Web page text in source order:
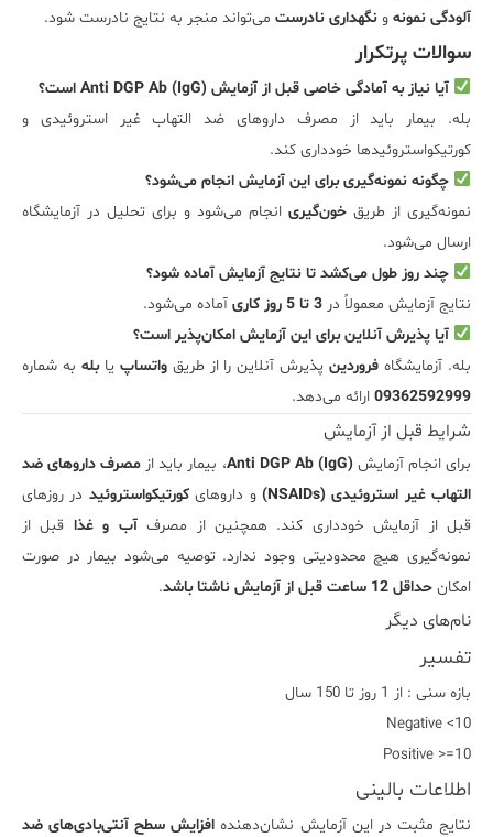
آلودگی نمونه و نگهداری نادرست می‌تواند منجر به نتایج نادرست شود.
سوالات پرتکرار
آیا نیاز به آمادگی خاصی قبل از آزمایش Anti DGP Ab (IgG) است؟
بله. بیمار باید از مصرف داروهای ضد التهاب غیر استروئیدی و
کورتیکواستروئیدها خودداری کند.
چگونه نمونه‌گیری برای این آزمایش انجام می‌شود؟
نمونه‌گیری از طریق خون‌گیری انجام می‌شود و برای تحلیل در آزمایشگاه
ارسال می‌شود.
چند روز طول می‌کشد تا نتایج آزمایش آماده شود؟
نتایج آزمایش معمولاً در 3 تا 5 روز کاری
آماده می‌شود.
آیا پذیرش آنلاین برای این آزمایش امکان‌پذیر است؟
بله. آزمایشگاه فروردینپذیرش آنلاین را از طریقواتساپ یابله به شماره
09362592999 ارائه می‌دهد.
شرایط قبل از آزمایش
برای انجام آزمایشAnti DGP Ab (IgG)، بیمار باید از مصرف داروهای ضد
التهاب غیر استروئیدی (NSAIDs)
و داروهایکورتیکواستروئید در روزهای
قبل از آزمایش خودداری کند. همچنین از مصرفآب و غذا قبل از
نمونه‌گیری هیچ محدودیتی وجود ندارد. توصیه می‌شود بیمار در صورت
امکان حداقل 12 ساعت قبل از آزمایش ناشتا باشد .
نام‌های دیگر
تفسیر
بازه سنی : از 1 روز تا 150 سال
Negative <10
Positive >=10
اطلاعات بالینی
نتایج مثبت در این آزمایش نشان‌دهنده افزایش سطح آنتی‌بادی‌های ضد